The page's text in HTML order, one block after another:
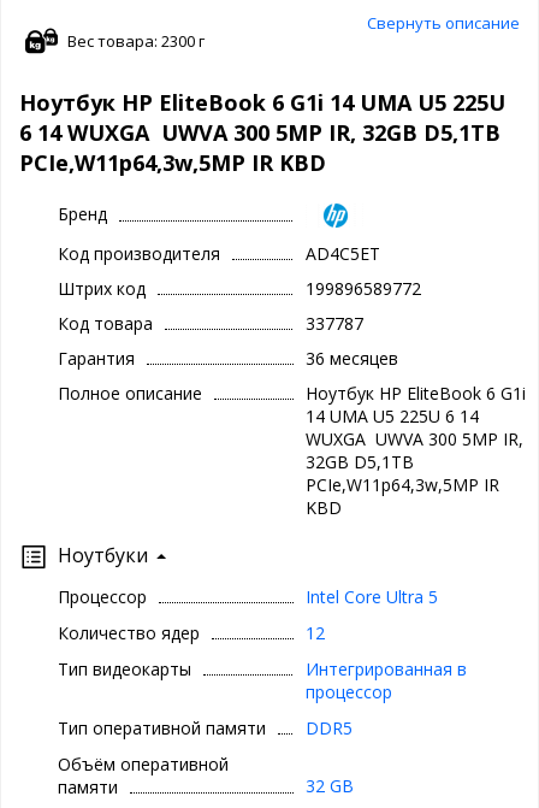
Свернуть описание
Вес товара: 2300 г
Ноутбук HP EliteBook 6 G1i 14 UMA U5 225U
6 14 WUXGA UWVA 300 5MP IR, 32GB D5,1TB
PCIe,W11p64,3w,5MP IR KBD
Бренд
Код производителя
AD4C5ET
Штрих код
199896589772
Код товара
337787
Гарантия
36 месяцев
Полное описание
Ноутбук HP EliteBook 6 G1i
14 UMA U5 225U 6 14
WUXGA UWVA 300 5MP IR,
32GB D5,1TB
PCIe,W11p64,3w,5MP IR
KBD
Ноутбуки
Процессор
Intel Core Ultra 5
Количество ядер
12
Тип видеокарты
Интегрированная в
процессор
Тип оперативной памяти
DDR5
Объём оперативной
памяти
32 GB